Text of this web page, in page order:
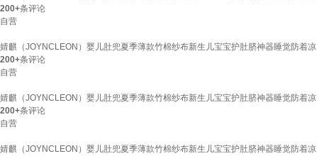
200+条评论
自营
婧麒（JOYNCLEON）婴儿肚兜夏季薄款竹棉纱布新生儿宝宝护肚脐神器睡觉防着凉
200+条评论
自营
婧麒（JOYNCLEON）婴儿肚兜夏季薄款竹棉纱布新生儿宝宝护肚脐神器睡觉防着凉
200+条评论
自营
婧麒（JOYNCLEON）婴儿肚兜夏季薄款竹棉纱布新生儿宝宝护肚脐神器睡觉防着凉